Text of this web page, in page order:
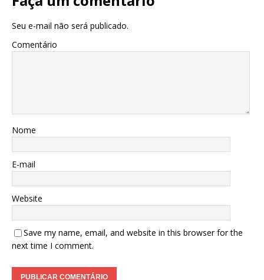
Seu e-mail não será publicado.
Comentário
Nome
E-mail
Website
Save my name, email, and website in this browser for the
next time I comment.